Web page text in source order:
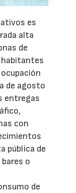
es
alta
de
de agosto
entregas
con
pública de
o
de